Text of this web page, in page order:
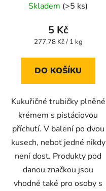
hodnocení
produktu
je
z
Skladem (>5 ks)
5 Kč
Měrná
277,78 Kč / 1 kg
DO KOŠÍKU
Kukuřičné trubičky plněné
krémem s pistáciovou
příchutí. V balení po dvou
kusech, neboť jedné nikdy
není dost. Produkty pod
danou značkou jsou
vhodné také pro osoby s